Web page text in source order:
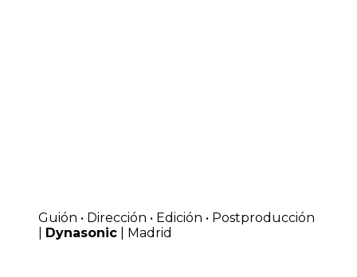
Guión • Dirección • Edición • Postproducción
Dynasonic | Madrid